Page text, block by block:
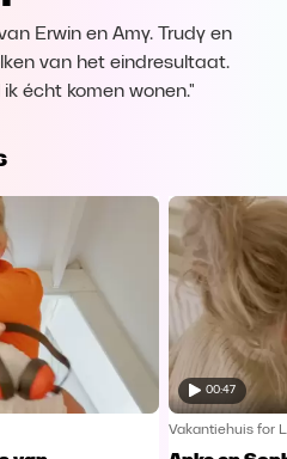
Erwin en Amy. Trudy en
van het eindresultaat.
écht komen wonen."
00:47
Vakantiehuis for